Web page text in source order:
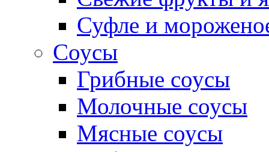
Суфле и
Соусы
Грибные соусы
Молочные соусы
Мясные соусы